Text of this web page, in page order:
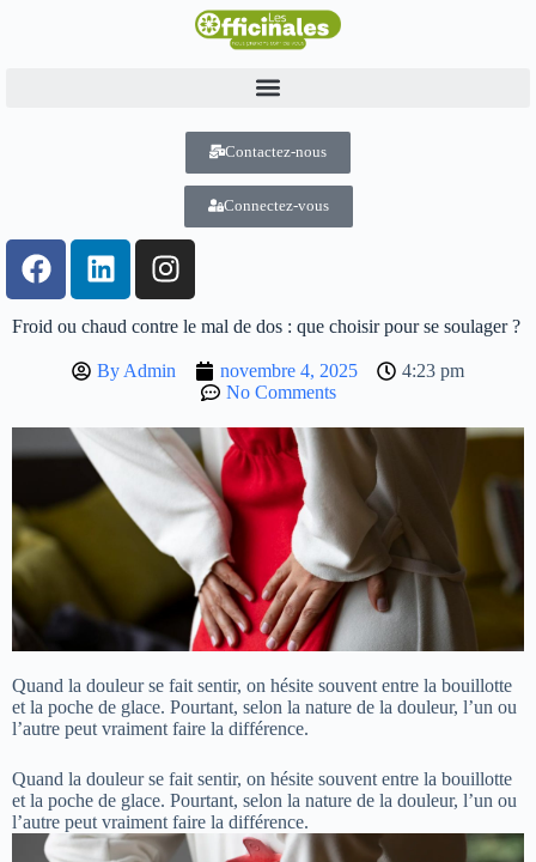
Contactez-nous
Connectez-vous
Froid ou chaud contre le mal de dos : que choisir pour se soulager ?
By Admin novembre 4, 2025
4:23 pm
No Comments
Quand la douleur se fait sentir, on hésite souvent entre la bouillotte
et la poche de glace. Pourtant, selon la nature de la douleur, l’un ou
l’autre peut vraiment faire la différence.
Quand la douleur se fait sentir, on hésite souvent entre la bouillotte
et la poche de glace. Pourtant, selon la nature de la douleur, l’un ou
l’autre peut vraiment faire la différence.